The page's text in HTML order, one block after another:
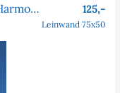
Farbenfrohes Idyll im Stadtpark – Harmonie im Park 125,-
Leinwand 75x50